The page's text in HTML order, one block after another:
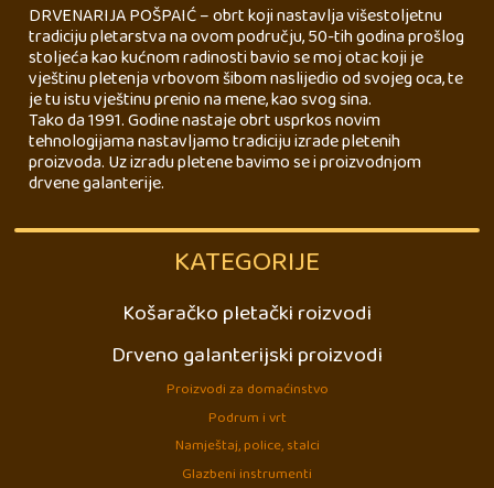
DRVENARIJA POŠPAIĆ – obrt koji nastavlja višestoljetnu
tradiciju pletarstva na ovom području, 50-tih godina prošlog
stoljeća kao kućnom radinosti bavio se moj otac koji je
vještinu pletenja vrbovom šibom naslijedio od svojeg oca, te
je tu istu vještinu prenio na mene, kao svog sina.
Tako da 1991. Godine nastaje obrt usprkos novim
tehnologijama nastavljamo tradiciju izrade pletenih
proizvoda. Uz izradu pletene bavimo se i proizvodnjom
drvene galanterije.
KATEGORIJE
Košaračko pletački roizvodi
Drveno galanterijski proizvodi
Proizvodi za domaćinstvo
Podrum i vrt
Namještaj, police, stalci
Glazbeni instrumenti